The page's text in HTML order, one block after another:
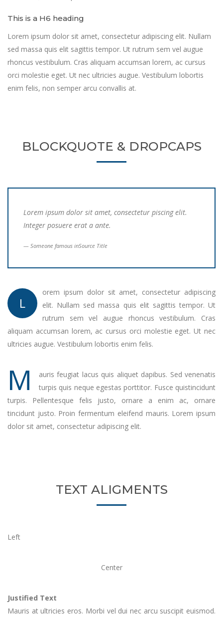
This is a H6 heading
Lorem ipsum dolor sit amet, consectetur adipiscing elit. Nullam
sed massa quis elit sagittis tempor. Ut rutrum sem vel augue
rhoncus vestibulum. Cras aliquam accumsan lorem, ac cursus
orci molestie eget. Ut nec ultricies augue. Vestibulum lobortis
enim felis, non semper arcu convallis at.
BLOCKQUOTE & DROPCAPS
Lorem ipsum dolor sit amet, consectetur piscing elit.
Integer posuere erat a ante.
Someone famous inSource Title
L
orem ipsum dolor sit amet, consectetur adipiscing
elit. Nullam sed massa quis elit sagittis tempor. Ut
rutrum sem vel augue rhoncus vestibulum. Cras
aliquam accumsan lorem, ac cursus orci molestie eget. Ut nec
ultricies augue. Vestibulum lobortis enim felis.
M
auris feugiat lacus quis aliquet dapibus. Sed venenatis
turpis quis neque egestas porttitor. Fusce quistincidunt
turpis. Pellentesque felis justo, ornare a enim ac, ornare
tincidunt justo. Proin fermentum eleifend mauris. Lorem ipsum
dolor sit amet, consectetur adipiscing elit.
TEXT ALIGMENTS
Left
Center
Justified Text
Mauris at ultricies eros. Morbi vel dui nec arcu suscipit euismod.